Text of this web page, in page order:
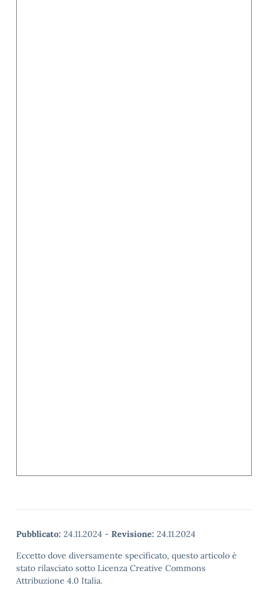
Pubblicato: 24.11.2024 - Revisione: 24.11.2024
Eccetto dove diversamente specificato, questo articolo è
stato rilasciato sotto Licenza Creative Commons
Attribuzione 4.0 Italia.